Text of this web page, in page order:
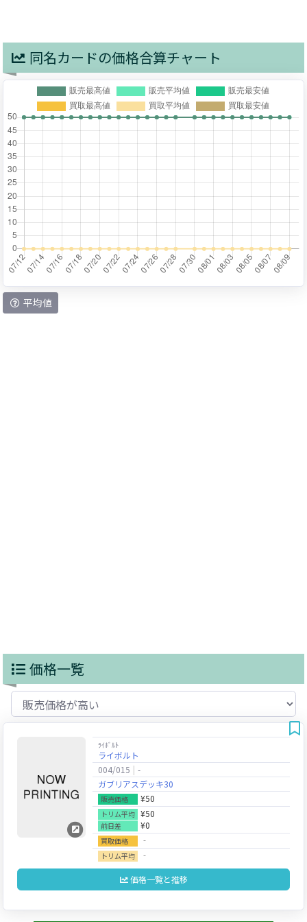
同名カードの価格合算チャート
平均値
価格一覧
ﾗｲﾎﾞﾙﾄ
ライボルト
004/015
-
ガブリアスデッキ30
販売価格 ¥50
トリム平均 ¥50
前日差 ¥0
買取価格 ‐
トリム平均 ‐
価格一覧と推移